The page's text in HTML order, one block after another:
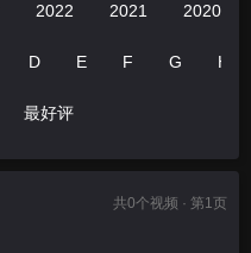
2022 2021 2020
D E F G H
最好评
共0个视频 · 第1页